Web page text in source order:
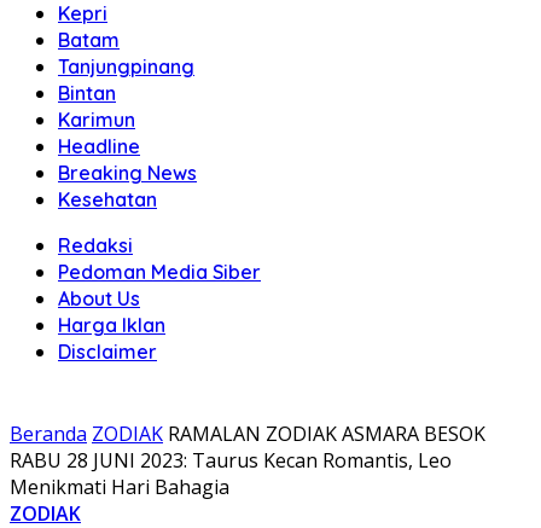
Kepri
Batam
Tanjungpinang
Bintan
Karimun
Headline
Breaking News
Kesehatan
Redaksi
Pedoman Media Siber
About Us
Harga Iklan
Disclaimer
Beranda ZODIAK RAMALAN ZODIAK ASMARA BESOK
RABU 28 JUNI 2023: Taurus Kecan Romantis, Leo
Menikmati Hari Bahagia
ZODIAK